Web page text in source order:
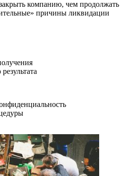
компанию, чем продолжать
причины ликвидации